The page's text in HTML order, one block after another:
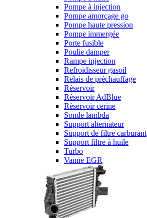
Pompe à injection
Pompe amorçage go
Pompe haute pression
Pompe immergée
Porte fusible
Poulie damper
Rampe injection
Refroidisseur gasoil
Relais de préchauffage
Réservoir
Réservoir AdBlue
Réservoir cerine
Sonde lambda
Support alternateur
Support de filtre carburant
Support filtre à huile
Turbo
Vanne EGR